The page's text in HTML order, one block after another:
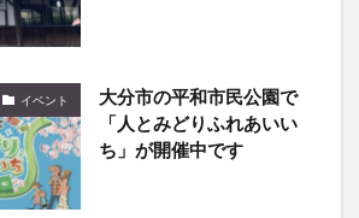
イベント
大分市の平和市民公園で
「人とみどりふれあいい
ち」が開催中です